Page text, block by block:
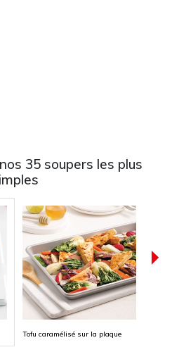
35 soupers les plus
Tofu caramélisé sur la plaque